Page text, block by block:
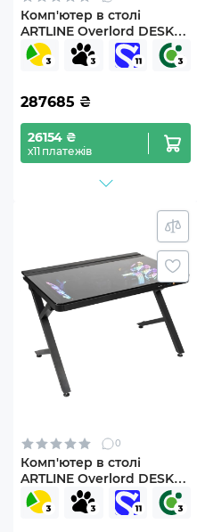
Комп'ютер в столі
ARTLINE Overlord DESK
Windows 11 Pro
(DESKv01Win)
287685 ₴
26154 ₴
х11 платежів
0
Комп'ютер в столі
ARTLINE Overlord DESK
Windows 11 Pro
(DESKv09Win)